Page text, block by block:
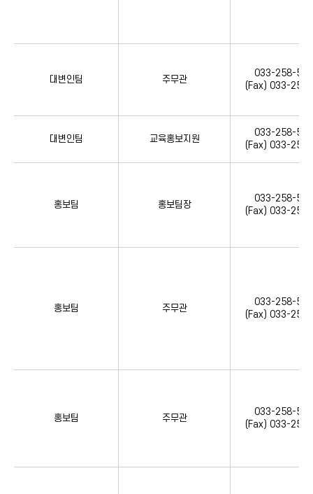
대변인팀 주무관
033-258-
(Fax) 033-
대변인팀 교육홍보지원
033-258-
(Fax) 033-
홍보팀 홍보팀장
033-258-
(Fax) 033-
홍보팀 주무관
033-258-
(Fax) 033-
홍보팀 주무관
033-258-
(Fax) 033-